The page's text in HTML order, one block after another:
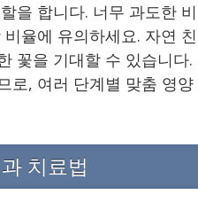
을 합니다. 너무 과도한
율에 유의하세요. 자연
꽃을 기대할 수 있습니다
로, 여러 단계별 맞춤 영
치료법